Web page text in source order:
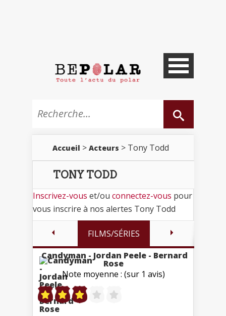
Accueil > Acteurs > Tony Todd
TONY TODD
Inscrivez-vous et/ou connectez-vous pour
vous inscrire à nos alertes Tony Todd
FILMS/SÉRIES
Candyman - Jordan Peele - Bernard
Rose
Note moyenne : (sur 1 avis)